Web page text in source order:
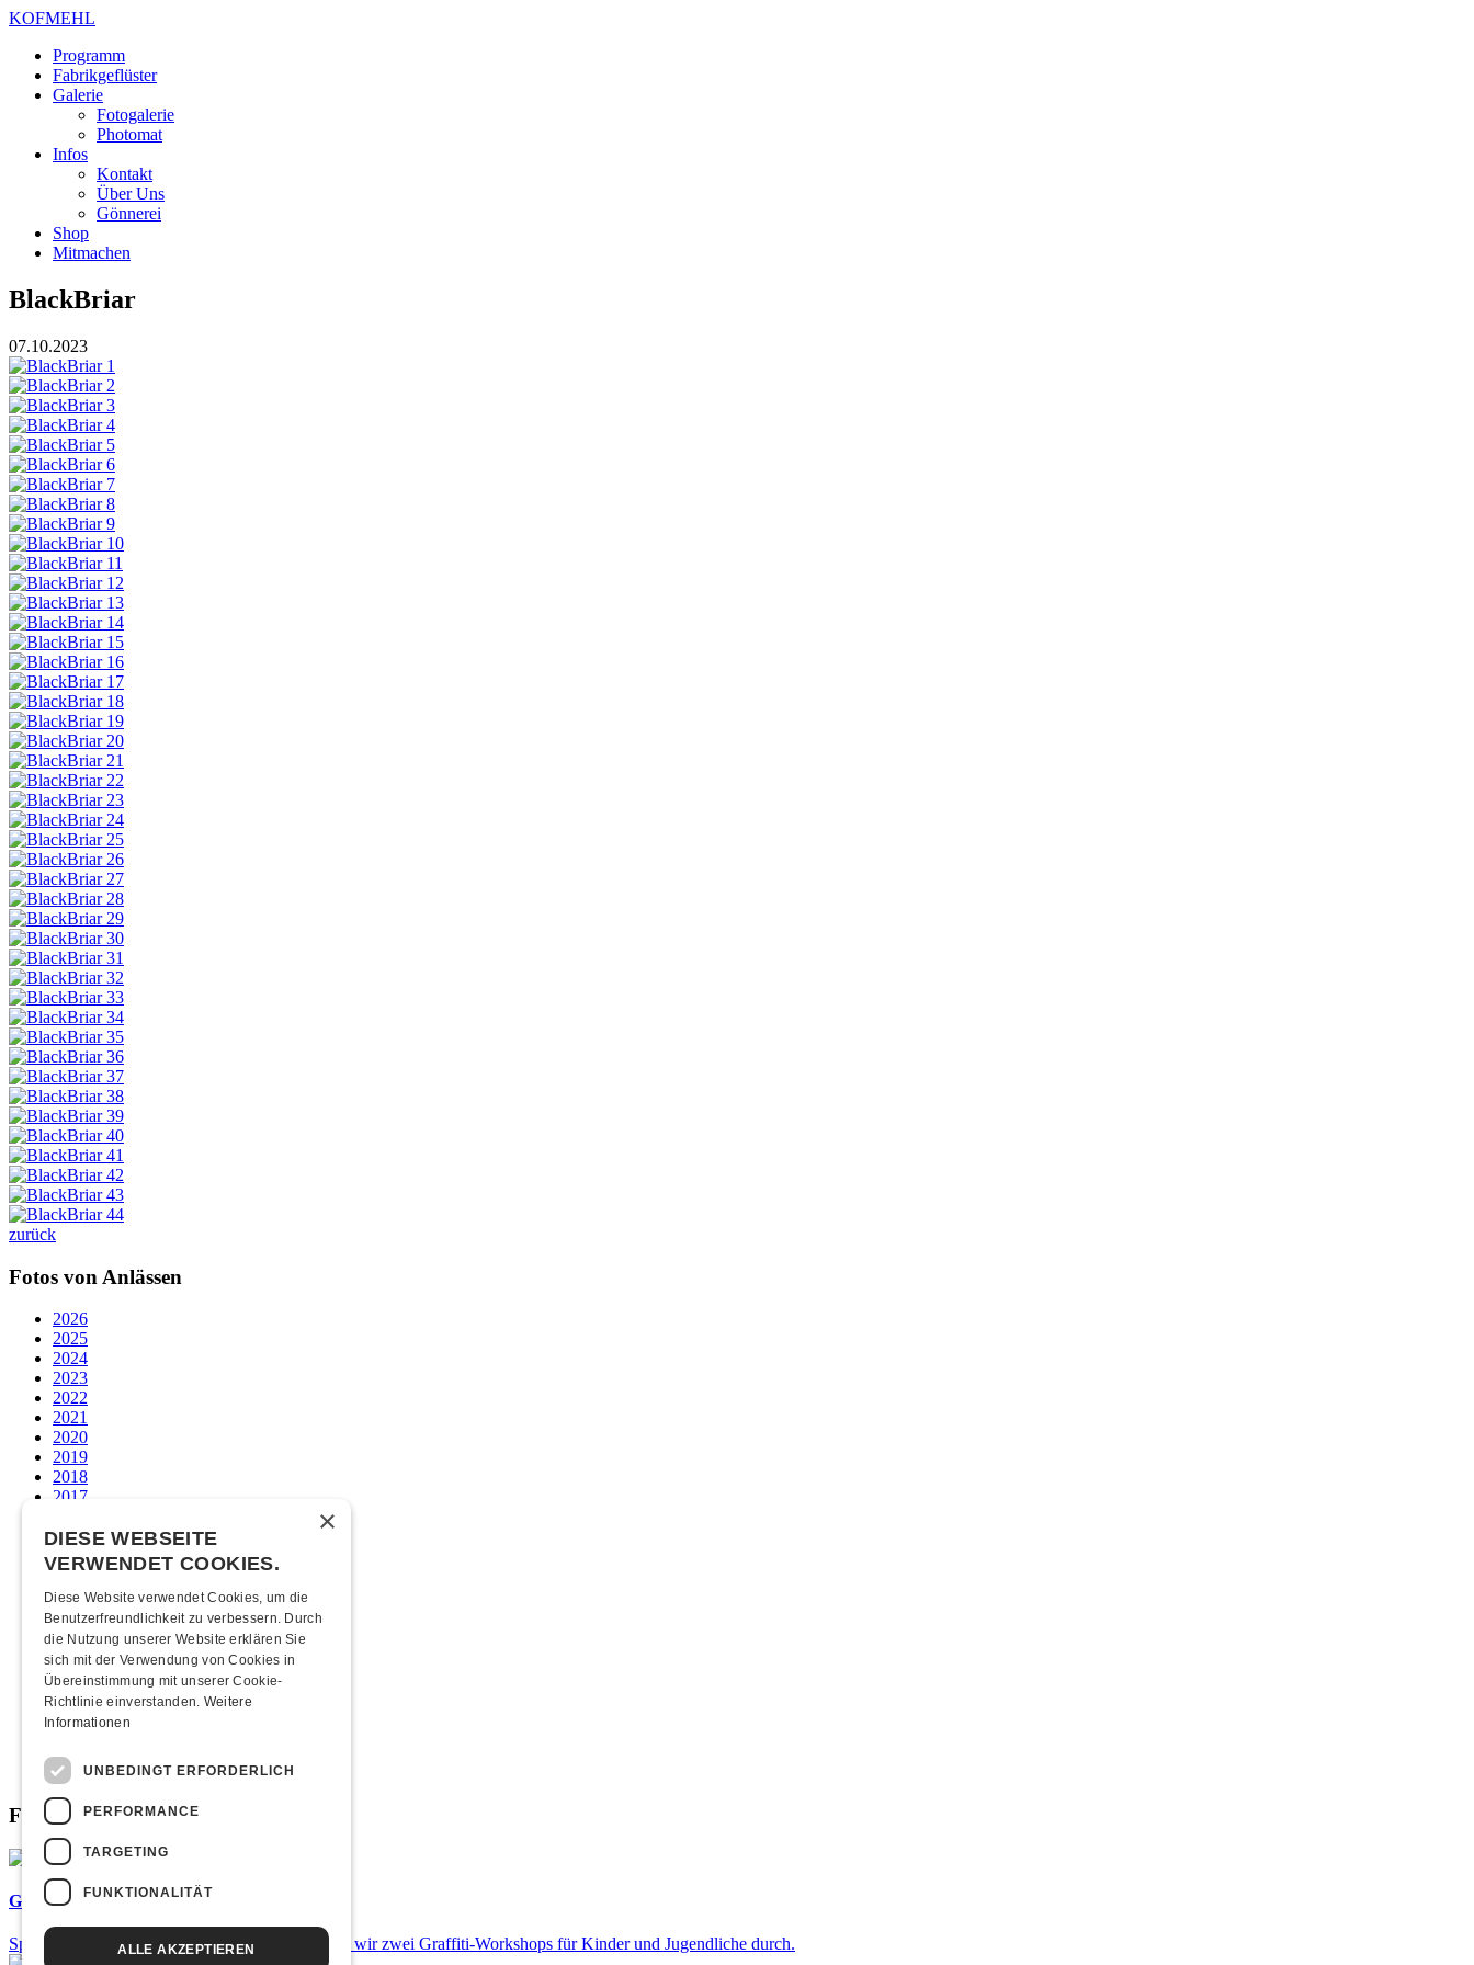
KOFMEHL
Programm
Fabrikgeflüster
Galerie
Fotogalerie
Photomat
Infos
Kontakt
Über Uns
Gönnerei
Shop
Mitmachen
BlackBriar
07.10.2023
zurück
Fotos von Anlässen
2026
2025
2024
2023
2022
2021
2020
2019
2018
2017
2015
2014
2013
2012
2011
2010
2009
2008
2007
2006
2005
2004
2003
Fabrikgeflüster
Graffiti-Workshops
Spray dein eigenes Graffiti! Im September führen wir zwei Graffiti-Workshops für Kinder und Jugendliche durch.
×
DIESE WEBSEITE
VERWENDET COOKIES.
Diese Website verwendet Cookies, um die
Benutzerfreundlichkeit zu verbessern. Durch
die Nutzung unserer Website erklären Sie
sich mit der Verwendung von Cookies in
Übereinstimmung mit unserer Cookie-
Richtlinie einverstanden. Weitere
Informationen
UNBEDINGT ERFORDERLICH
PERFORMANCE
TARGETING
FUNKTIONALITÄT
ALLE AKZEPTIEREN